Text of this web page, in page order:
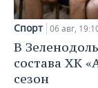
Спорт 06 авг,
В
состава ХК
сезон